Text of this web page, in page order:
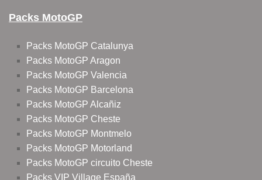
Packs MotoGP
Packs MotoGP Catalunya
Packs MotoGP Aragon
Packs MotoGP Valencia
Packs MotoGP Barcelona
Packs MotoGP Alcañiz
Packs MotoGP Cheste
Packs MotoGP Montmelo
Packs MotoGP Motorland
Packs MotoGP circuito Cheste
Packs VIP Village España